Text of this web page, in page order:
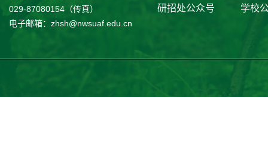
029-87080154（传真）
电子邮箱：zhsh@nwsuaf.edu.cn
研招处公众号 学校